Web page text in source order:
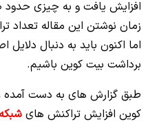
اما اکنون باید به دنبال
برداشت بیت کوین باشیم.
طبق گزارش های به دست آمده
کوین افزایش تراکنش های شبکه BRC-20